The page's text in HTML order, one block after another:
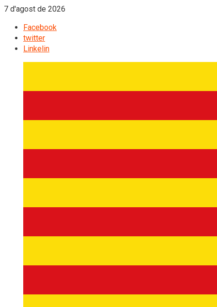
7 d'agost de 2026
Facebook
twitter
Linkelin